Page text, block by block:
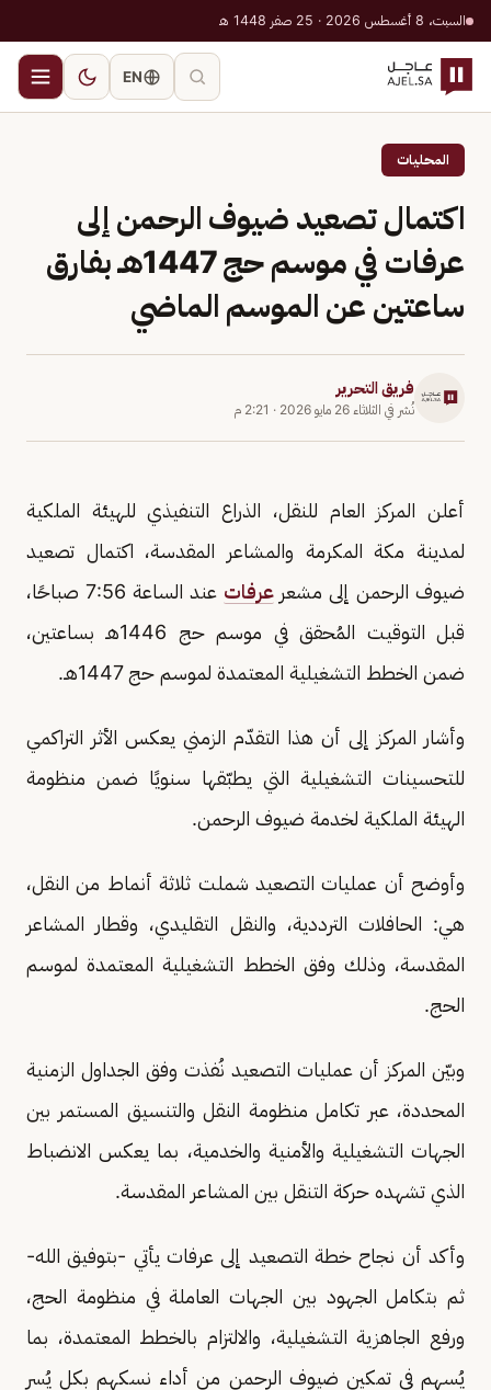
السبت، 8 أغسطس 2026 · 25 صفر 1448 هـ
EN
المحليات
اكتمال تصعيد ضيوف الرحمن إلى
عرفات في موسم حج 1447هـ بفارق
ساعتين عن الموسم الماضي
فريق التحرير
نُشر في الثلاثاء 26 مايو 2026 · 2:21 م
أعلن المركز العام للنقل، الذراع التنفيذي للهيئة الملكية
لمدينة مكة المكرمة والمشاعر المقدسة، اكتمال تصعيد
ضيوف الرحمن إلى مشعرعرفات
عند الساعة 7:56 صباحًا،
قبل التوقيت المُحقق في موسم حج 1446هـ بساعتين،
ضمن الخطط التشغيلية المعتمدة لموسم حج 1447هـ.
وأشار المركز إلى أن هذا التقدّم الزمني يعكس الأثر التراكمي
للتحسينات التشغيلية التي يطبّقها سنويًا ضمن منظومة
الهيئة الملكية لخدمة ضيوف الرحمن.
وأوضح أن عمليات التصعيد شملت ثلاثة أنماط من النقل،
هي: الحافلات الترددية، والنقل التقليدي، وقطار المشاعر
المقدسة، وذلك وفق الخطط التشغيلية المعتمدة لموسم
الحج.
وبيّن المركز أن عمليات التصعيد نُفذت وفق الجداول الزمنية
المحددة، عبر تكامل منظومة النقل والتنسيق المستمر بين
الجهات التشغيلية والأمنية والخدمية، بما يعكس الانضباط
الذي تشهده حركة التنقل بين المشاعر المقدسة.
وأكد أن نجاح خطة التصعيد إلى عرفات يأتي -بتوفيق الله-
ثم بتكامل الجهود بين الجهات العاملة في منظومة الحج،
ورفع الجاهزية التشغيلية، والالتزام بالخطط المعتمدة، بما
يُسهم في تمكين ضيوف الرحمن من أداء نسكهم بكل يُسر